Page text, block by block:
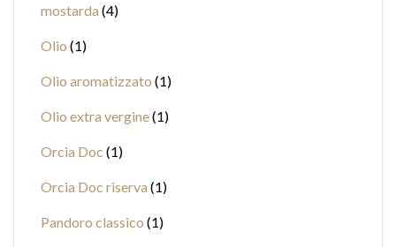
mostarda 4
Olio 1
Olio aromatizzato 1
Olio extra vergine 1
Orcia Doc 1
Orcia Doc riserva 1
Pandoro classico 1